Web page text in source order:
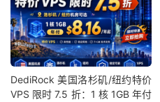
DediRock 美国洛杉矶/纽约特价
VPS 限时 7.5 折：1 核 1GB 年付